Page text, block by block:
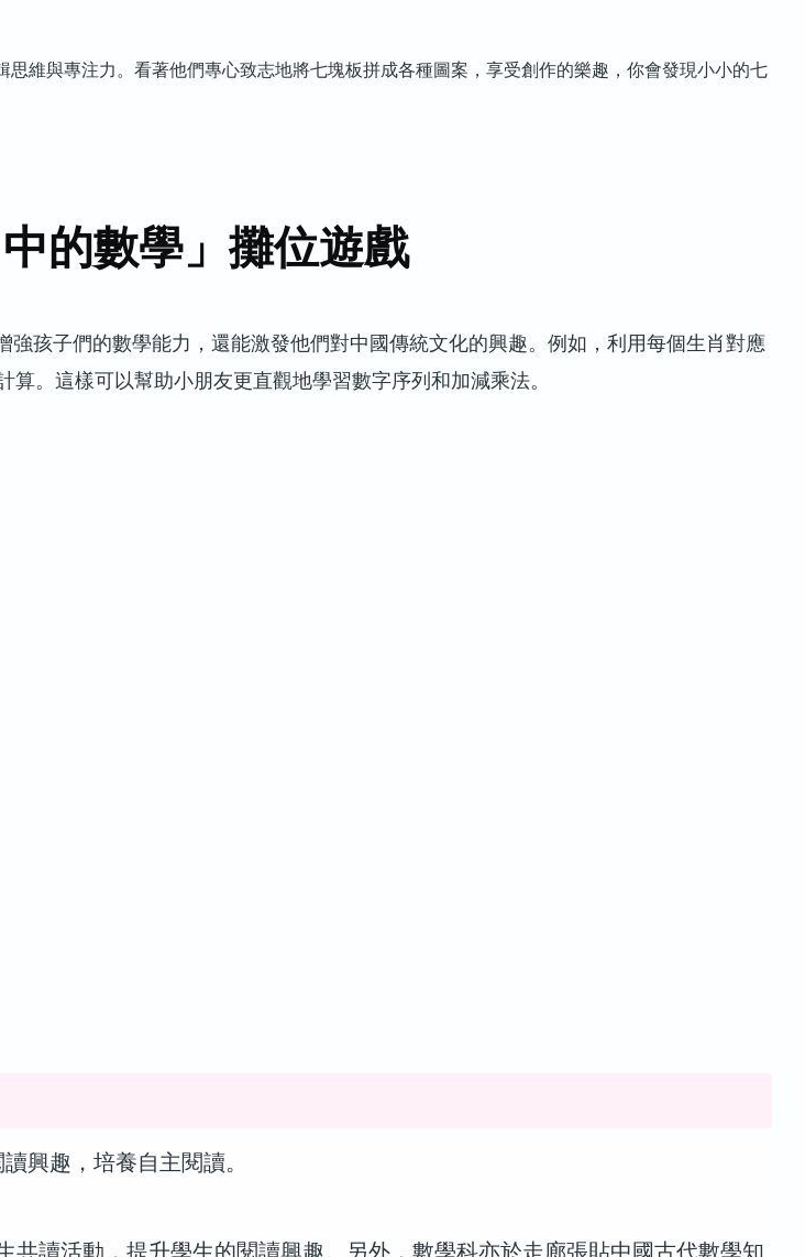
維與專注力。看著他們專心致志地將七塊板拼成各種圖案，享受創作的樂趣，你會發現小小的七
的數學」攤位遊戲
孩子們的數學能力，還能激發他們對中國傳統文化的興趣。例如，利用每個生肖對應
。這樣可以幫助小朋友更直觀地學習數字序列和加減乘法。
興趣，培養自主閱讀。
讀活動，提升學生的閱讀興趣。另外，數學科亦於走廊張貼中國古代數學知